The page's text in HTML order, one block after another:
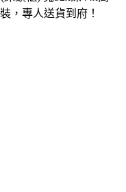
，專人送貨到府！